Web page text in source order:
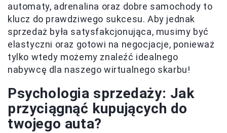
automaty, adrenalina oraz dobre samochody to
klucz do prawdziwego sukcesu. Aby jednak
sprzedaż była satysfakcjonująca, musimy być
elastyczni oraz gotowi na negocjacje, ponieważ
tylko wtedy możemy znaleźć idealnego
nabywcę dla naszego wirtualnego skarbu!
Psychologia sprzedaży: Jak
przyciągnąć kupujących do
twojego auta?